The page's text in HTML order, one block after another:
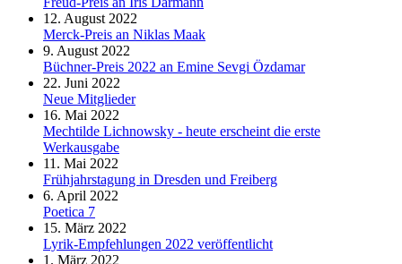
12. August 2022
Merck-Preis an Niklas Maak
9. August 2022
Büchner-Preis 2022 an Emine Sevgi Özdamar
22. Juni 2022
Neue Mitglieder
16. Mai 2022
Mechtilde Lichnowsky - heute erscheint die erste
Werkausgabe
11. Mai 2022
Frühjahrstagung in Dresden und Freiberg
6. April 2022
Poetica 7
15. März 2022
Lyrik-Empfehlungen 2022 veröffentlicht
1. März 2022